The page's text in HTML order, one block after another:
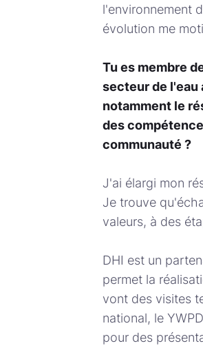
l'environnement
évolution me
Tu es membre
secteur de l'eau
notamment le
des
communauté ?
J'ai élargi mon
Je trouve
valeurs, à des
DHI est un
permet la
vont des visites
national, le
pour des